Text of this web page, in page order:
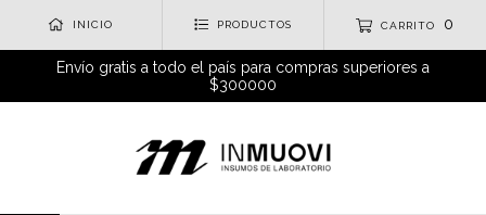
INICIO PRODUCTOS CARRITO 0
Envío gratis a todo el país para compras superiores a
$300000